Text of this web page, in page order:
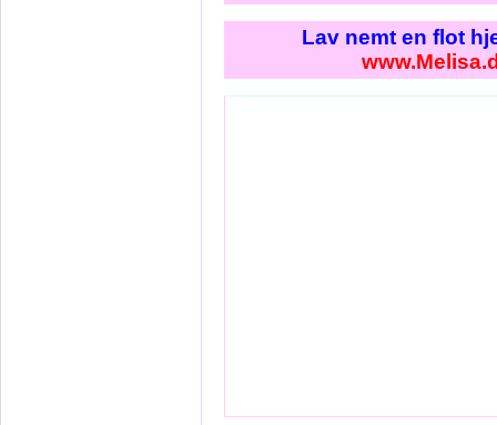
Lav nemt en flot